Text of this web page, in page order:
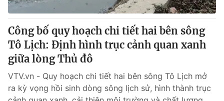
Công bố quy hoạch chi tiết hai bên sông
Tô Lịch: Định hình trục cảnh quan xanh
giữa lòng Thủ đô
VTV.vn - Quy hoạch chi tiết hai bên sông Tô Lịch mở
ra kỳ vọng hồi sinh dòng sông lịch sử, hình thành trục